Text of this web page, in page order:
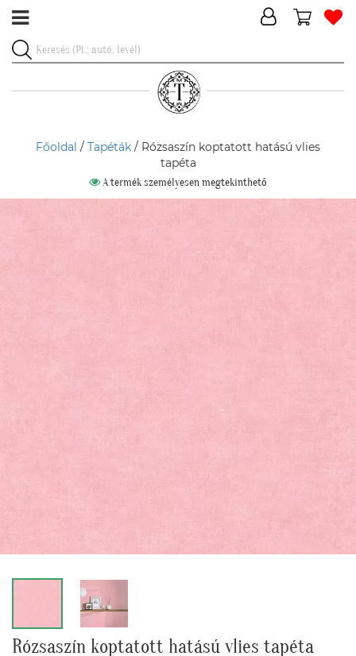
Főoldal / Tapéták / Rózsaszín koptatott hatású vlies
tapéta
A termék személyesen megtekinthető
Rózsaszín koptatott hatású vlies tapéta